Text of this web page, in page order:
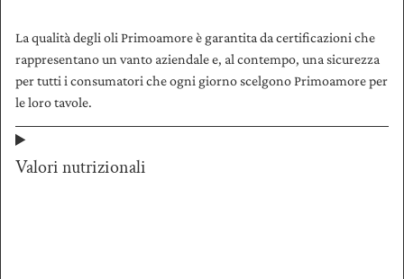
La qualità degli oli Primoamore è garantita da certificazioni che
rappresentano un vanto aziendale e, al contempo, una sicurezza
per tutti i consumatori che ogni giorno scelgono Primoamore per
le loro tavole.
Valori nutrizionali